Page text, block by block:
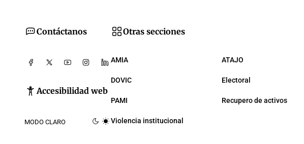
Contáctanos
Accesibilidad web
MODO CLARO
Otras secciones
AMIA ATAJO
DOVIC Electoral
PAMI Recupero de activos
Violencia institucional